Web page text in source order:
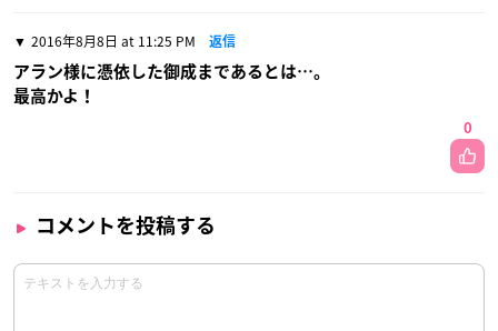
2016年8月8日 at 11:25 PM 返信
アラン様に憑依した御成まであるとは…。
最高かよ！
0
コメントを投稿する